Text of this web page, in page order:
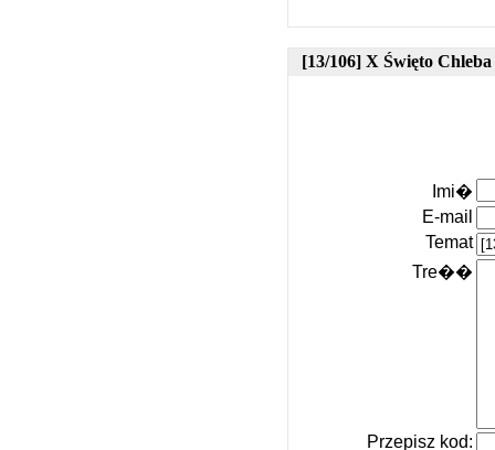
[13/106] X Święto
Imi�
E-mail
Temat
Tre��
Przepisz kod: